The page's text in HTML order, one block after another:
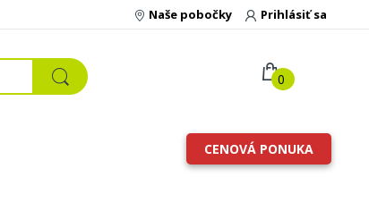
Prihlásiť sa
Naše pobočky
0
CENOVÁ PONUKA